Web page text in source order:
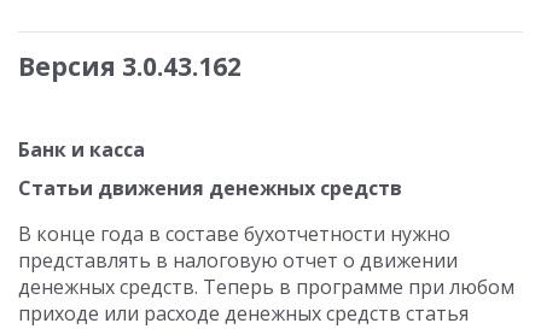
Версия 3.0.43.162
Банк и касса
Статьи движения денежных средств
В конце года в составе бухотчетности нужно
представлять в налоговую отчет о движении
денежных средств. Теперь в программе при любом
приходе или расходе денежных средств статья